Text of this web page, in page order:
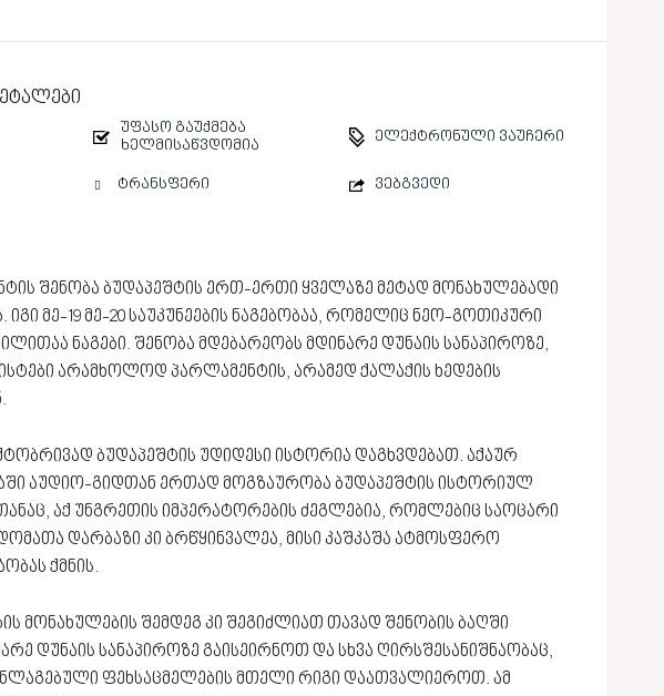
უფასო გაუქმება
ხელმისაწვდომია
ელექტრონული ვაუჩერი
ტრანსფერი ვებგვედი
შენობა ბუდაპეშტის ერთ-ერთი ყველაზე მეტად მონახულებადი
იგი მე-19 მე-20 საუკუნეების ნაგებობაა, რომელიც ნეო-გოთიკური
ნაგები. შენობა მდებარეობს მდინარე დუნაის სანაპიროზე,
არამხოლოდ პარლამენტის, არამედ ქალაქის ხედების
ბუდაპეშტის უდიდესი ისტორია დაგხვდებათ. აქაურ
აუდიო-გიდთან ერთად მოგზაურობა ბუდაპეშტის ისტორიულ
აქ უნგრეთის იმპერატორების ძეგლებია, რომლებიც საოცარი
დარბაზი კი ბრწყინვალეა, მისი კაშკაშა ატმოსფერო
ქმნის.
მონახულების შემდეგ კი შეგიძლიათ თავად შენობის ბაღში
დუნაის სანაპიროზე გაისეირნოთ და სხვა ღირსშესანიშნაობაც,
ფეხსაცმელების მთელი რიგი დაათვალიეროთ. ამ